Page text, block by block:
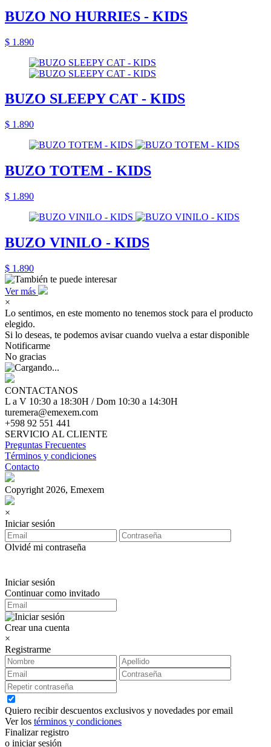
BUZO NO HURRIES - KIDS
$ 1.890
BUZO SLEEPY CAT - KIDS
$ 1.890
BUZO TOTEM - KIDS
$ 1.890
BUZO VINILO - KIDS
$ 1.890
Ver más
×
Lo sentimos, en este momento no tenemos stock para el producto
elegido.
Si lo deseas, te podemos avisar cuando vuelva a estar disponible
Notificarme
No gracias
CONTACTANOS
L a V 10:30 a 18:30H / Dom 10:30 a 14:30H
turemera@emexem.com
+598 92 551 441
SERVICIO AL CLIENTE
Preguntas Frecuentes
Términos y condiciones
Contacto
Copyright 2026, Emexem
×
Iniciar sesión
Olvidé mi contraseña
Iniciar sesión
Continuar como invitado
Crear una cuenta
×
Registrarme
Quiero recibir descuentos exclusivos y novedades por email
Ver los términos y condiciones
Finalizar registro
o iniciar sesión